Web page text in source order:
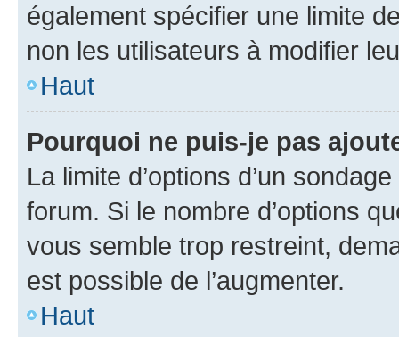
également spécifier une limite
non les utilisateurs à modifier
Haut
Pourquoi ne puis-je pas
La limite d’options d’un
forum. Si le nombre d’options
vous semble trop restreint,
est possible de l’augmenter.
Haut